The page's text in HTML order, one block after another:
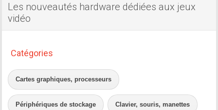
Les nouveautés hardware dédiées aux jeux
vidéo
Catégories
Cartes graphiques, processeurs
Périphériques de stockage Clavier, souris, manettes